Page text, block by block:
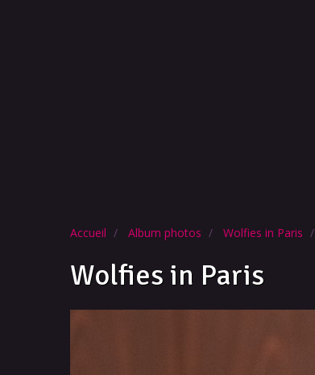
Accueil Album photos Wolfies in Paris
Wolfies in Paris